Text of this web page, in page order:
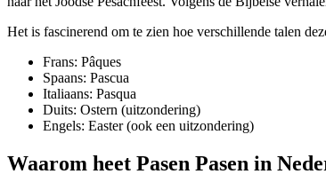
Het is fascinerend om te zien hoe verschillende talen
Frans: Pâques
Spaans: Pascua
Italiaans: Pasqua
Duits: Ostern (uitzondering)
Engels: Easter (ook een uitzondering)
Waarom heet Pasen Pasen in